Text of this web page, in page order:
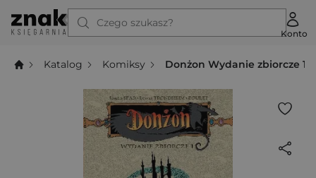
Czego szukasz?
Konto
Katalog Komiksy Donżon Wydanie zbiorcze 1